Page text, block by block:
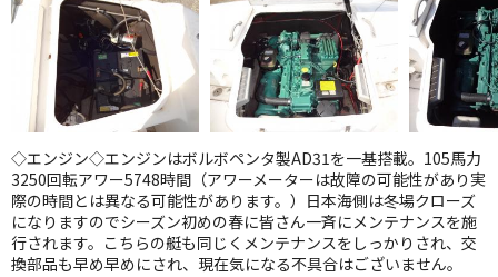
◇エンジン◇エンジンはボルボペンタ製AD31を一基搭載。105馬力
3250回転アワー5748時間（アワーメーターは故障の可能性があり実
際の時間とは異なる可能性があります。）日本海側は冬場クローズ
になりますのでシーズン初めの春に皆さん一斉にメンテナンスを施
行されます。こちらの艇も同じくメンテナンスをしっかりされ、交
換部品も早め早めにされ、現在気になる不具合はございません。